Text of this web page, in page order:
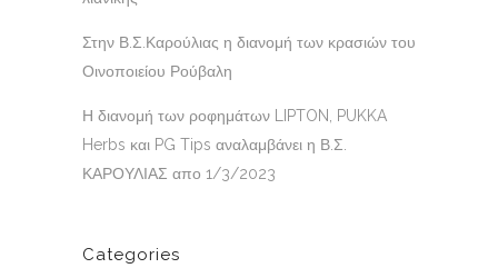
Στην Β.Σ.Καρούλιας η διανομή των κρασιών του
Οινοποιείου Ρούβαλη
Η διανομή των ροφημάτων LIPTON, PUKKA
Herbs και PG Tips αναλαμβάνει η Β.Σ.
ΚΑΡΟΥΛΙΑΣ απο 1/3/2023
Categories